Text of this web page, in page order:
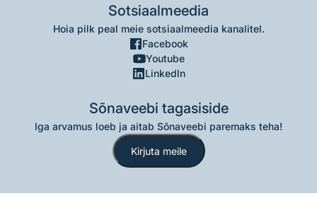
Sotsiaalmeedia
Hoia pilk peal meie sotsiaalmeedia kanalitel.
Facebook
Youtube
LinkedIn
Sõnaveebi tagasiside
Iga arvamus loeb ja aitab Sõnaveebi paremaks teha!
Kirjuta meile